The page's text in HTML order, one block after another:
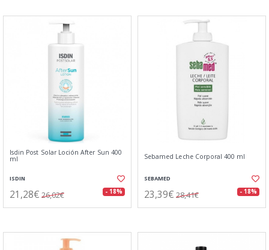
Isdin Post Solar Loción After Sun 400
ml
ISDIN
21,28€ 26,02€ - 18%
Sebamed Leche Corporal 400 ml
SEBAMED
23,39€ 28,41€ - 18%